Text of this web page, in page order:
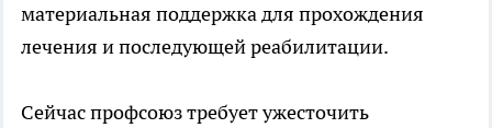
материальная поддержка для прохождения
лечения и последующей реабилитации.
Сейчас профсоюз требует ужесточить